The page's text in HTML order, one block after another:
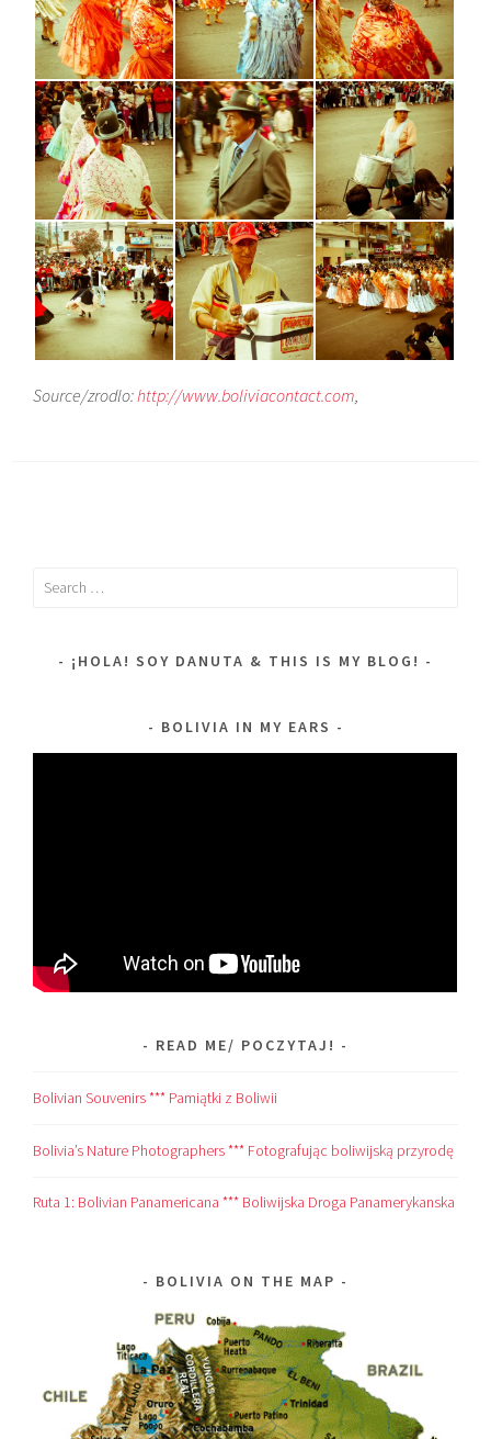
Source/zrodlo:http://www.boliviacontact.com,
Search
¡HOLA! SOY DANUTA & THIS IS MY BLOG!
BOLIVIA IN MY EARS
READ ME/ POCZYTAJ!
Bolivian Souvenirs *** Pamiątki z Boliwii
Bolivia’s Nature Photographers *** Fotografując boliwijską przyrodę
Ruta 1: Bolivian Panamericana *** Boliwijska Droga Panamerykanska
BOLIVIA ON THE MAP